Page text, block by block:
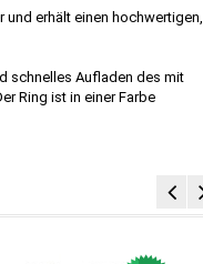
erhält einen hochwertigen,
schnelles Aufladen des mit
Ring ist in einer Farbe